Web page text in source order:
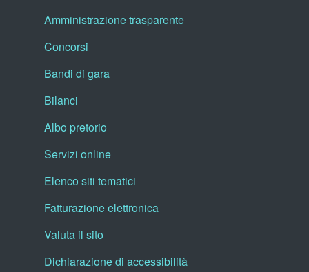
Amministrazione trasparente
Concorsi
Bandi di gara
Bilanci
Albo pretorio
Servizi online
Elenco siti tematici
Fatturazione elettronica
Valuta il sito
Dichiarazione di accessibilità